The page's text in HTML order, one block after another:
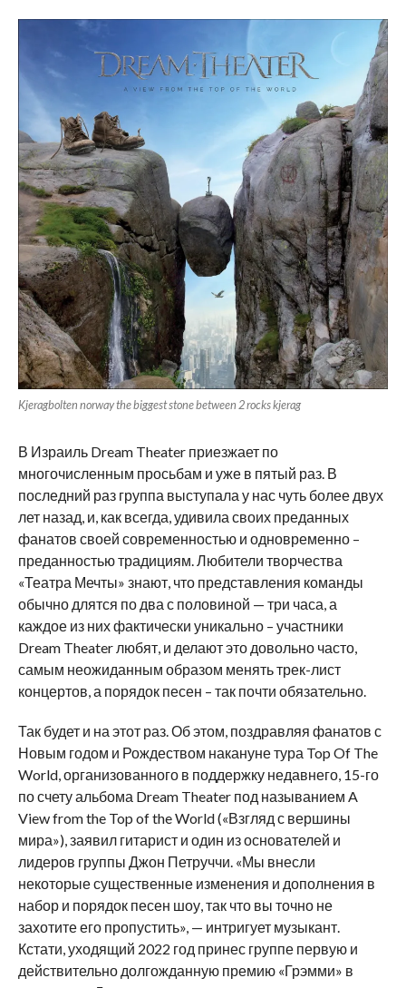
Kjeragbolten norway the biggest stone between 2 rocks kjerag
В Израиль Dream Theater приезжает по
многочисленным просьбам и уже в пятый раз. В
последний раз группа выступала у нас чуть более двух
лет назад, и, как всегда, удивила своих преданных
фанатов своей современностью и одновременно –
преданностью традициям. Любители творчества
«Театра Мечты» знают, что представления команды
обычно длятся по два с половиной — три часа, а
каждое из них фактически уникально – участники
Dream Theater любят, и делают это довольно часто,
самым неожиданным образом менять трек-лист
концертов, а порядок песен – так почти обязательно.
Так будет и на этот раз. Об этом, поздравляя фанатов с
Новым годом и Рождеством накануне тура Top Of The
World, организованного в поддержку недавнего, 15-го
по счету альбома Dream Theater под называнием A
View from the Top of the World («Взгляд с вершины
мира»), заявил гитарист и один из основателей и
лидеров группы Джон Петруччи. «Мы внесли
некоторые существенные изменения и дополнения в
набор и порядок песен шоу, так что вы точно не
захотите его пропустить», — интригует музыкант.
Кстати, уходящий 2022 год принес группе первую и
действительно долгожданную премию «Грэмми» в